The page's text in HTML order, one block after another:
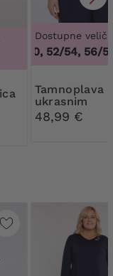
Dostupne
48/50, 52/54, 56/
Tamnoplava sako s
ukrasnim
gumbima
48,99 €